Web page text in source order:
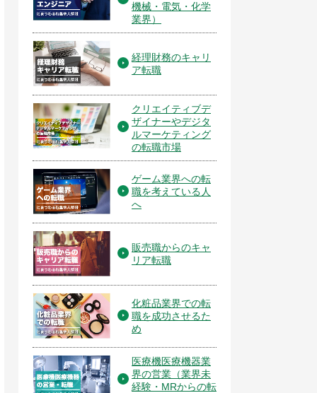
機械・電気・化学
業界）
経理財務のキャリ
ア転職
クリエイティブデ
ザイナーやデジタ
ルマーケティング
の転職市場
ゲーム業界への転
職を考えている人
へ
販売職からのキャ
リア転職
化粧品業界での転
職を成功させるた
め
医療機医療機器業
界の営業（業界未
経験・MRからの転